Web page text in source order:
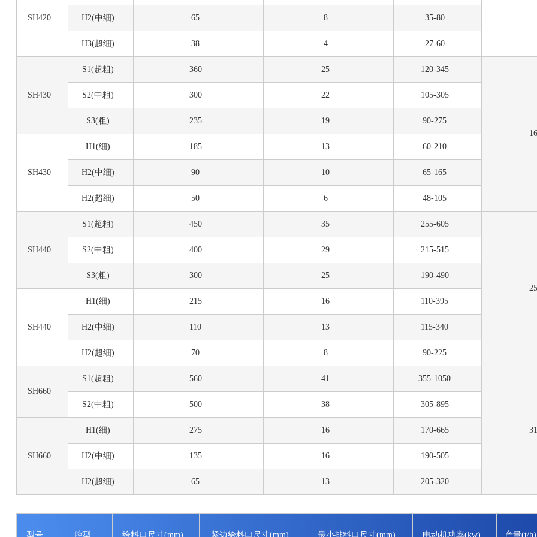
SH420 H2(中细) 65 8 35-80
H3(超细) 38 4 27-60
SH430
S1(超粗) 360 25 120-345
S2(中粗) 300 22 105-305
S3(粗) 235 19 90-275
SH430
H1(细) 185 13 60-210
H2(中细) 90 10 65-165
H2(超细) 50 6 48-105
SH440
S1(超粗) 450 35 255-605
S2(中粗) 400 29 215-515
S3(粗) 300 25 190-490
SH440
H1(细) 215 16 110-395
H2(中细) 110 13 115-340
H2(超细) 70 8 90-225
SH660
S1(超粗) 560 41 355-1050
S2(中粗) 500 38 305-895
SH660
H1(细) 275 16 170-665
H2(中细) 135 16 190-505
H2(超细) 65 13 205-320
型号 腔型 给料口尺寸(mm) 紧边给料口尺寸(mm) 最小排料口尺寸(mm) 电动机功率(kw) 产量(t/h)